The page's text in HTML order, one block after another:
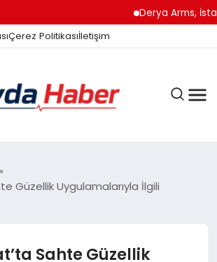
Derya Arms,
Çerez Politikasıİletişim
Güzellik Uygulamalarıyla İlgili
Sahte Güzellik